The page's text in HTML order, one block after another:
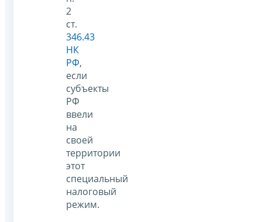
2
ст.
346.43
НК
РФ,
если
субъекты
РФ
ввели
на
своей
территории
этот
специальный
налоговый
режим.